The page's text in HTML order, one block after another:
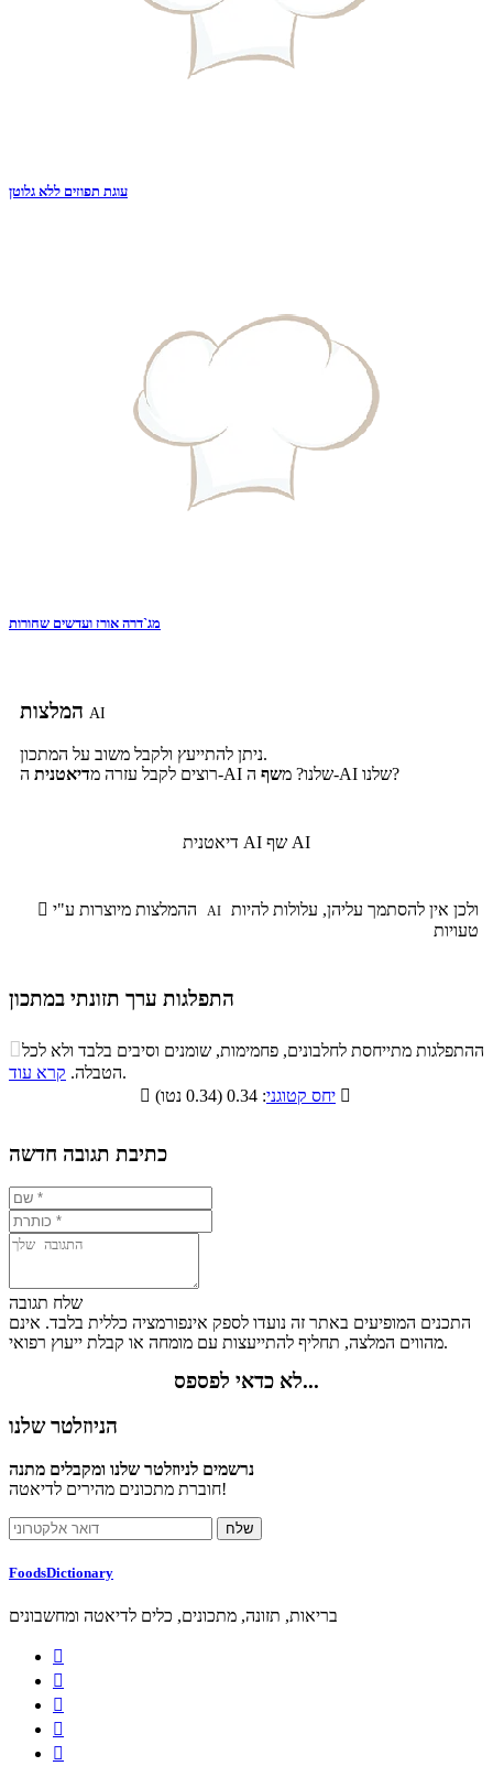
עוגת תפוזים ללא גלוטן
מג`דרה אורז ועדשים שחורות
AI
ניתן להתייעץ ולקבל משוב על המתכון.
רוצים לקבל עזרה מדיאטנית ה-AI שלנו? משף ה-AI שלנו?
דיאטנית AI שף AI
 AI
טעויות
התפלגות ערך תזונתי במתכון
התפלגות ערך תזונתי במתכון
סיבים
תזונתיים
שומנים חלבונים
6.8% 67.5%
ההתפלגות מתייחסת לחלבונים, פחמימות, שומנים וסיבים בלבד ולא לכל
הטבלה. קרא עוד
.

יחס קטוגני 
כתיבת תגובה חדשה
שלח תגובה
התכנים המופיעים באתר זה נועדו לספק אינפורמציה כללית בלבד. אינם
מהווים המלצה, תחליף להתייעצות עם מומחה או קבלת ייעוץ רפואי.
לא כדאי לפספס...
הניוזלטר שלנו
נרשמים לניוזלטר שלנו ומקבלים מתנה
חוברת מתכונים מהירים לדיאטה!
FoodsDictionary
בריאות, תזונה, מתכונים, כלים לדיאטה ומחשבונים




